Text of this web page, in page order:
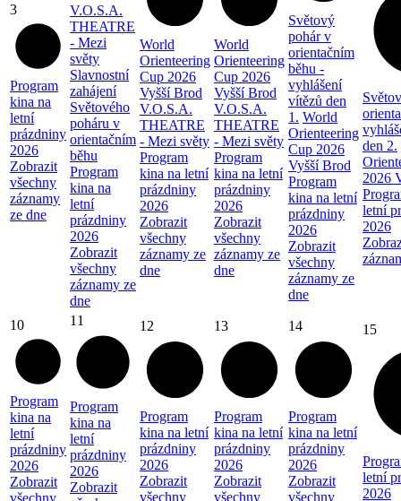
3
Program
kina na
letní
prázdniny
2026
Zobrazit
všechny
záznamy
ze dne
V.O.S.A.
THEATRE
- Mezi
světy
Slavnostní
zahájení
Světového
poháru v
orientačním
běhu
Program
kina na
letní
prázdniny
2026
Zobrazit
všechny
záznamy ze
dne
World
Orienteering
Cup 2026
Vyšší Brod
V.O.S.A.
THEATRE
- Mezi světy
Program
kina na letní
prázdniny
2026
Zobrazit
všechny
záznamy ze
dne
World
Orienteering
Cup 2026
Vyšší Brod
V.O.S.A.
THEATRE
- Mezi světy
Program
kina na letní
prázdniny
2026
Zobrazit
všechny
záznamy ze
dne
Světový
pohár v
orientačním
běhu -
vyhlášení
vítězů den
1. World
Orienteering
Cup 2026
Vyšší Brod
Program
kina na letní
prázdniny
2026
Zobrazit
všechny
záznamy ze
dne
den 2.
2026
letní
2026
10
Program
kina na
letní
prázdniny
2026
Zobrazit
všechny
11
Program
kina na
letní
prázdniny
2026
Zobrazit
12
Program
kina na letní
prázdniny
2026
Zobrazit
všechny
13
Program
kina na letní
prázdniny
2026
Zobrazit
všechny
14
Program
kina na letní
prázdniny
2026
Zobrazit
všechny
15
letní
2026